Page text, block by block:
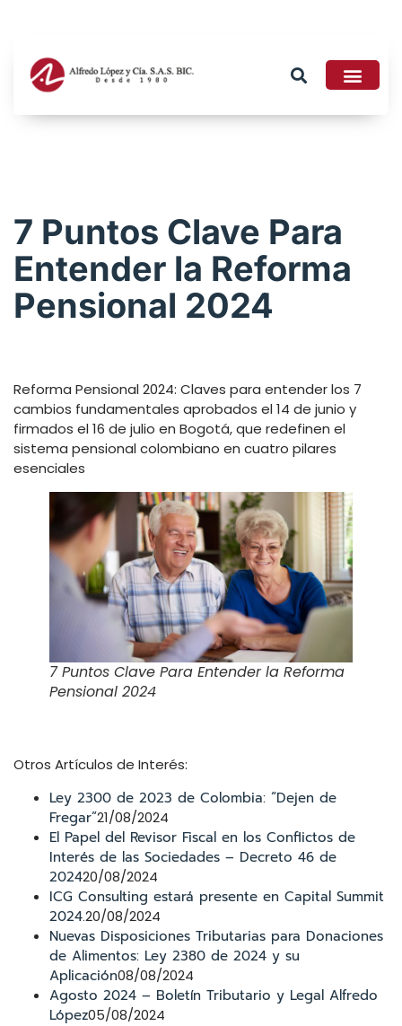
7 Puntos Clave Para
Entender la Reforma
Pensional 2024
Reforma Pensional 2024: Claves para entender los 7
cambios fundamentales aprobados el 14 de junio y
firmados el 16 de julio en Bogotá, que redefinen el
sistema pensional colombiano en cuatro pilares
esenciales
7 Puntos Clave Para Entender la Reforma
Pensional 2024
Otros Artículos de Interés:
Ley 2300 de 2023 de Colombia: “Dejen de
Fregar”21/08/2024
El Papel del Revisor Fiscal en los Conflictos de
Interés de las Sociedades – Decreto 46 de
202420/08/2024
ICG Consulting estará presente en Capital Summit
2024.20/08/2024
Nuevas Disposiciones Tributarias para Donaciones
de Alimentos: Ley 2380 de 2024 y su
Aplicación08/08/2024
Agosto 2024 – Boletín Tributario y Legal Alfredo
López05/08/2024